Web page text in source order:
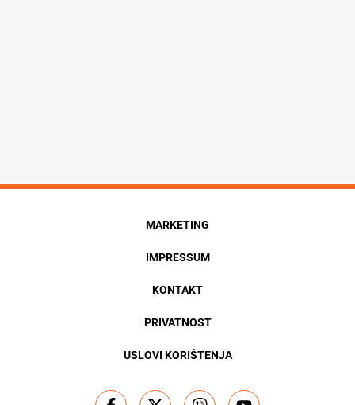
MARKETING
IMPRESSUM
KONTAKT
PRIVATNOST
USLOVI KORIŠTENJA